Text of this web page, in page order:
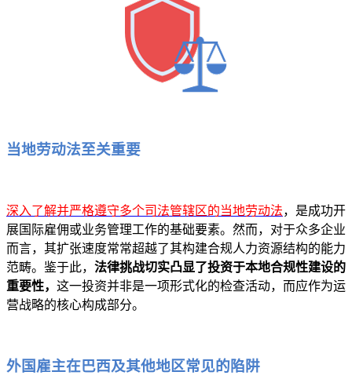
当地劳动法至关重要
深入了解并严格遵守多个司法管辖区的当地劳动法，是成功开
展国际雇佣或业务管理工作的基础要素。然而，对于众多企业
而言，其扩张速度常常超越了其构建合规人力资源结构的能力
范畴。鉴于此， 法律挑战切实凸显了投资于本地合规性建设的
重要性， 这一投资并非是一项形式化的检查活动，而应作为运
营战略的核心构成部分。
外国雇主在巴西及其他地区常见的陷阱